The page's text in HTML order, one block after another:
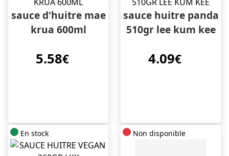
sauce d'huitre mae
krua 600ml
5.58€
sauce huitre panda
510gr lee kum kee
4.09€
En stock Non disponible